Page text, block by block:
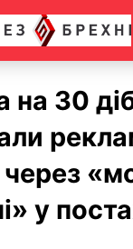
на 30
у